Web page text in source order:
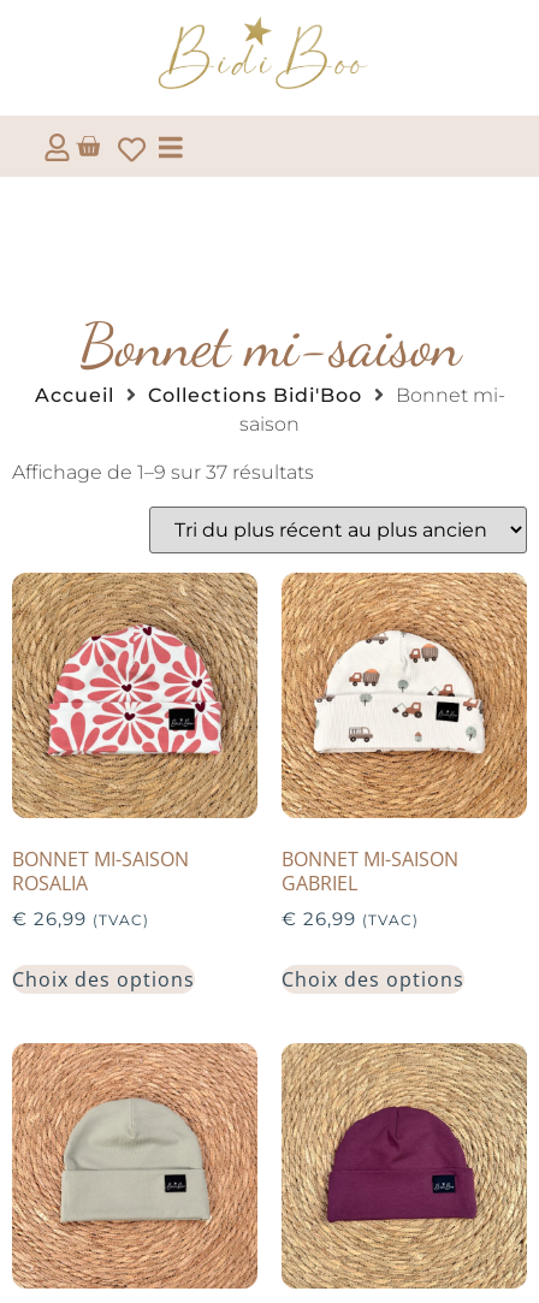
Bonnet mi-saison
Accueil Collections Bidi'Boo
Bonnet mi-
saison
Affichage de 1–9 sur 37 résultats
BONNET MI-SAISON
ROSALIA
€ 26,99 (TVAC)
Choix des options
BONNET MI-SAISON
GABRIEL
€ 26,99 (TVAC)
Choix des options